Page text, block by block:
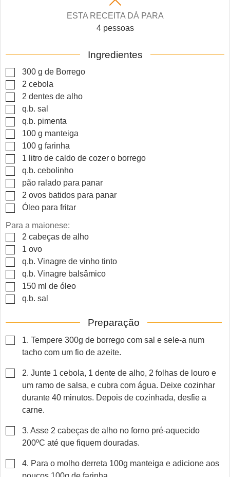
ESTA RECEITA DÁ PARA
4 pessoas
Ingredientes
▢
300 g de Borrego
▢
2 cebola
▢
2 dentes de alho
▢
q.b. sal
▢
q.b. pimenta
▢
100 g manteiga
▢
100 g farinha
▢
1 litro de caldo de cozer o borrego
▢
q.b. cebolinho
▢
pão ralado para panar
▢
2 ovos batidos para panar
▢
Óleo para fritar
Para a maionese:
▢
2 cabeças de alho
▢
1 ovo
▢
q.b. Vinagre de vinho tinto
▢
q.b. Vinagre balsâmico
▢
150 ml de óleo
▢
q.b. sal
Preparação
▢
1. Tempere 300g de borrego com sal e sele-a num
tacho com um fio de azeite.
▢
2. Junte 1 cebola, 1 dente de alho, 2 folhas de louro e
um ramo de salsa, e cubra com água. Deixe cozinhar
durante 40 minutos. Depois de cozinhada, desfie a
carne.
▢
3. Asse 2 cabeças de alho no forno pré-aquecido
200ºC até que fiquem douradas.
▢
4. Para o molho derreta 100g manteiga e adicione aos